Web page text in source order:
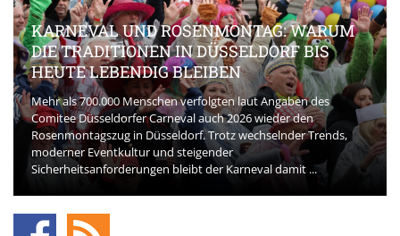
KARNEVAL UND ROSENMONTAG: WARUM
DIE TRADITIONEN IN DÜSSELDORF BIS
HEUTE LEBENDIG BLEIBEN
Mehr als 700.000 Menschen verfolgten laut Angaben des
Comitee Düsseldorfer Carneval auch 2026 wieder den
Rosenmontagszug in Düsseldorf. Trotz wechselnder Trends,
moderner Eventkultur und steigender
Sicherheitsanforderungen bleibt der Karneval damit ...